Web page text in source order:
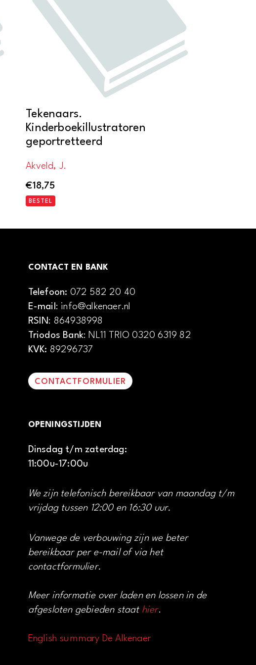
Tekenaars.
Kinderboekillustratoren
geportretteerd
Akveld, J.
€18,75
BESTEL
CONTACT EN BANK
Telefoon: 072 582 20 40
E-mail : info@alkenaer.nl
RSIN : 864938998
Triodos Bank: NL11 TRIO 0320 6319 82
KVK: 89296737
CONTACTFORMULIER
OPENINGSTIJDEN
Dinsdag t/m zaterdag:
11:00u-17:00u
We zijn telefonisch bereikbaar van maandag t/m
vrijdag tussen 12:00 en 16:30 uur.
Vanwege de verbouwing zijn we beter
bereikbaar per e-mail of via het
contactformulier.
Meer informatie over laden en lossen in de
afgesloten gebieden staat hier.
English summary De Alkenaer